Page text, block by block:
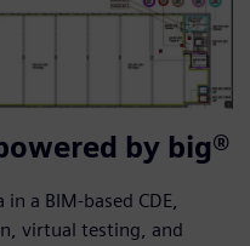
by big®
a BIM-based CDE,
virtual testing, and